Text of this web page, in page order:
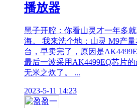
播放器
黑子开腔：你看山灵才一年多
海。 我来洗个地：山灵 M9产
台，早卖完了，原因是
最后一波采用AK4499EQ芯片
无米之炊了。 ...
2023-5-11 14:23